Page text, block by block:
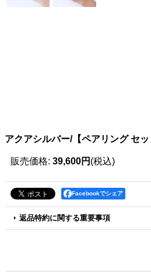
アクアシルバー/【ペアリング セ
販売価格: 39,600円 (税込)
Facebookでシェア
返品特約に関する重要事項